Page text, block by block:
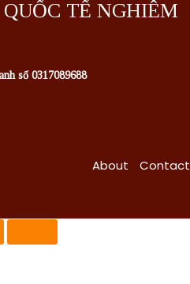
TẾ NGHIÊM
số 0317089688
About Contact